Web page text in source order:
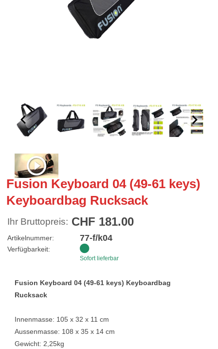
Fusion Keyboard 04 (49-61 keys)
Keyboardbag Rucksack
Ihr Bruttopreis: CHF 181.00
Artikelnummer: 77-f/k04
Verfügbarkeit:
Sofort lieferbar
Fusion Keyboard 04 (49-61 keys) Keyboardbag
Rucksack
Innenmasse: 105 x 32 x 11 cm
Aussenmasse: 108 x 35 x 14 cm
Gewicht: 2,25kg